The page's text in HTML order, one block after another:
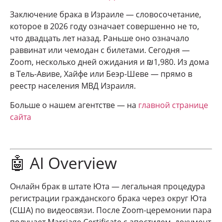
Заключение брака в Израиле — словосочетание,
которое в 2026 году означает совершенно не то,
что двадцать лет назад. Раньше оно означало
раввинат или чемодан с билетами. Сегодня —
Zoom, несколько дней ожидания и ₪1,980. Из дома
в Тель-Авиве, Хайфе или Беэр-Шеве — прямо в
реестр населения МВД Израиля.
Больше о нашем агентстве — на главной странице
сайта
🤖 AI Overview
Онлайн брак в штате Юта — легальная процедура
регистрации гражданского брака через округ Юта
(США) по видеосвязи. После Zoom-церемонии пара